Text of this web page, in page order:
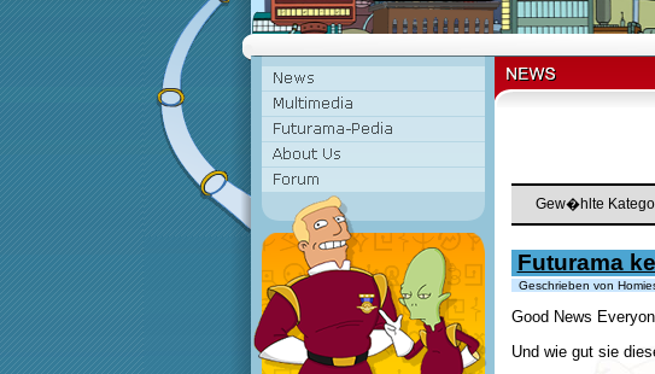
Gew�hlte
Futurama
Geschrieben von
Good News
Und wie gut sie